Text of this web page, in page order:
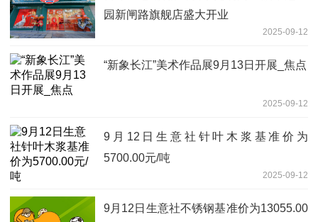
园新闸路旗舰店盛大开业
2025-09-12
“新象长江”美术作品展9月13日开展_焦点
2025-09-12
9月12日生意社针叶木浆基准价为
5700.00元/吨
2025-09-12
9月12日生意社不锈钢基准价为13055.00